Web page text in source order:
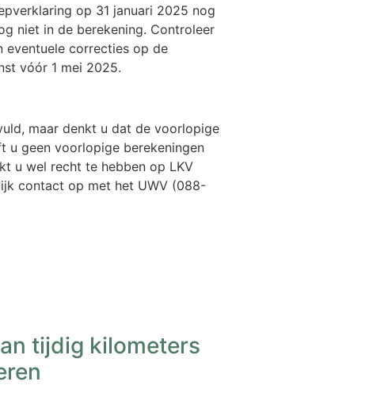
op 31 januari 2025 nog
niet in de berekening. Controleer
eventuele correcties op de
vóór 1 mei 2025.
maar denkt u dat de voorlopige
u geen voorlopige berekeningen
u wel recht te hebben op LKV
contact op met het UWV (088-
tijdig kilometers